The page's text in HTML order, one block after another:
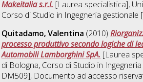
Makeitalia s.r.l. [Laurea specialistica],
Corso di Studio in Ingegneria gestionale
Quitadamo, Valentina (2010)
processo produttivo secondo logiche di
Automobili Lamborghini SpA. [Laurea
di Bologna, Corso di Studio in
DM509], Documento ad accesso